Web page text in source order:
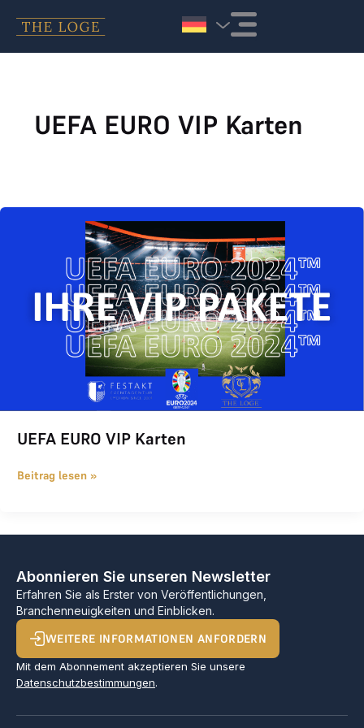
UEFA EURO VIP Karten
UEFA EURO VIP Karten
Beitrag lesen »
Abonnieren Sie unseren Newsletter
Erfahren Sie als Erster von Veröffentlichungen,
Branchenneuigkeiten und Einblicken.
WEITERE INFORMATIONEN ANFORDERN
Mit dem Abonnement akzeptieren Sie unsere
Datenschutzbestimmungen.